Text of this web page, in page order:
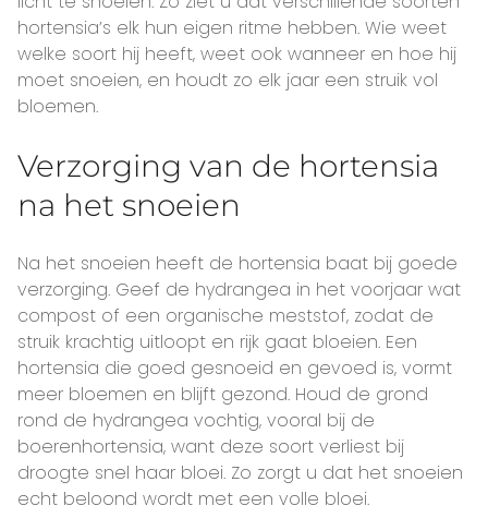
hortensia’s elk hun eigen ritme hebben. Wie weet
welke soort hij heeft, weet ook wanneer en hoe hij
moet snoeien, en houdt zo elk jaar een struik vol
bloemen.
Verzorging van de hortensia
na het snoeien
Na het snoeien heeft de hortensia baat bij goede
verzorging. Geef de hydrangea in het voorjaar wat
compost of een organische meststof, zodat de
struik krachtig uitloopt en rijk gaat bloeien. Een
hortensia die goed gesnoeid en gevoed is, vormt
meer bloemen en blijft gezond. Houd de grond
rond de hydrangea vochtig, vooral bij de
boerenhortensia, want deze soort verliest bij
droogte snel haar bloei. Zo zorgt u dat het snoeien
echt beloond wordt met een volle bloei.